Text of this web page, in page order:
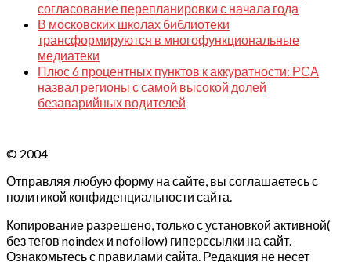
согласование перепланировки с начала года
В московских школах библиотеки
трансформируются в многофункциональные
медиатеки
Плюс 6 процентных пунктов к аккуратности: РСА
назвал регионы с самой высокой долей
безаварийных водителей
© 2004
Отправляя любую форму на сайте, вы соглашаетесь с
политикой конфиденциальности сайта.
Копирование разрешено, только с установкой активной(
без тегов noindex и nofollow) гиперссылки на сайт.
Ознакомьтесь с правилами сайта. Редакция не несет